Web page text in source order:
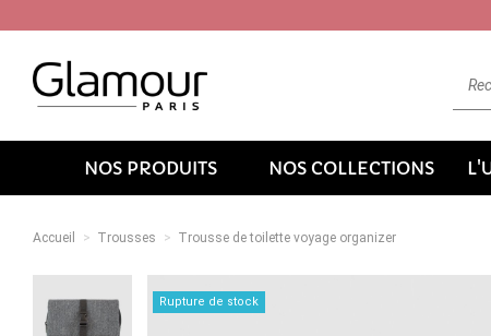
NOS PRODUITS NOS COLLECTIONS
Accueil Trousses Trousse de toilette voyage organizer
Rupture de stock